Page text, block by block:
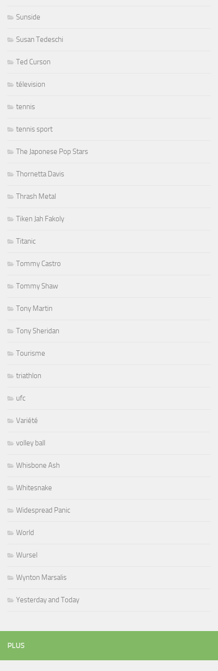
Sunside
Susan Tedeschi
Ted Curson
télevision
tennis
tennis sport
The Japonese Pop Stars
Thornetta Davis
Thrash Metal
Tiken Jah Fakoly
Titanic
Tommy Castro
Tommy Shaw
Tony Martin
Tony Sheridan
Tourisme
triathlon
ufc
Variété
volley ball
Whisbone Ash
Whitesnake
Widespread Panic
World
Wursel
Wynton Marsalis
Yesterday and Today
PLUS